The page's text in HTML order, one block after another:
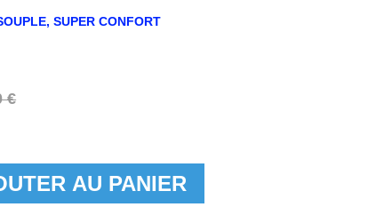
SUPER CONFORT
€
AU PANIER